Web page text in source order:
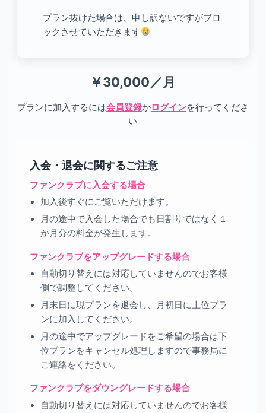
プラン抜けた場合は、申し訳ないですがブロ
ックさせていただきます
￥30,000／月
プランに加入するには会員登録かログインを行ってくださ
い
入会・退会に関するご注意
ファンクラブに入会する場合
加入後すぐにご覧いただけます。
月の途中で入会した場合でも日割りではなく１
か月分の料金が発生します。
ファンクラブをアップグレードする場合
自動切り替えには対応していませんのでお客様
側で調整してください。
月末日に現プランを退会し、月初日に上位プラ
ンに加入してください。
月の途中でアップグレードをご希望の場合は下
位プランをキャンセル処理しますので事務局に
ご連絡をください。
ファンクラブをダウングレードする場合
自動切り替えには対応していませんのでお客様